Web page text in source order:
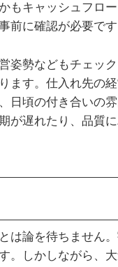
もキャッシュフロ
前に確認が必要です
姿勢などもチェッ
ます。仕入れ先の
日頃の付き合いの
が遅れたり、品質
は論を待ちません
。しかしながら、